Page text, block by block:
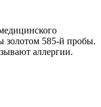
золотом 585-й пробы.
аллергии.